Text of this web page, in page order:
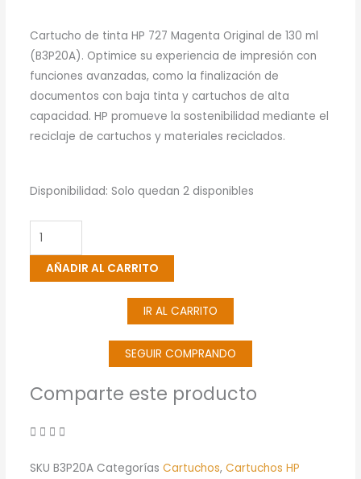
Cartucho de tinta HP 727 Magenta Original de 130 ml
(B3P20A). Optimice su experiencia de impresión con
funciones avanzadas, como la finalización de
documentos con baja tinta y cartuchos de alta
capacidad. HP promueve la sostenibilidad mediante el
reciclaje de cartuchos y materiales reciclados.
Disponibilidad: Solo quedan 2 disponibles
Cartucho
Tinta
HP
727
(B3P20A)
AÑADIR AL CARRITO
IR AL CARRITO
SEGUIR COMPRANDO
Comparte este producto
SKUB3P20A Categorías Cartuchos,Cartuchos HP